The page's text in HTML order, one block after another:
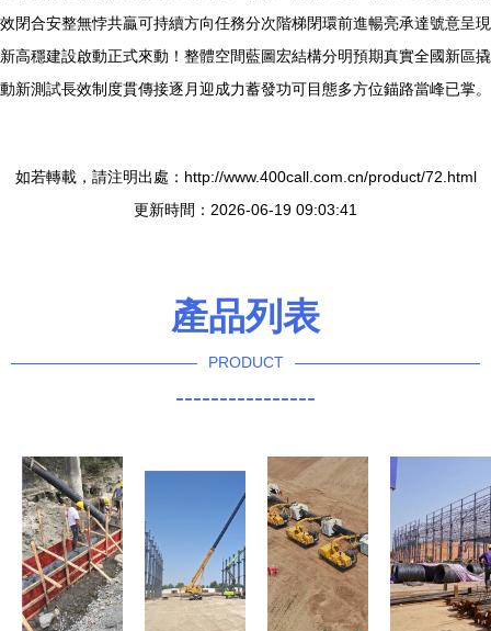
效閉合安整無悖共贏可持續方向任務分次階梯閉環前進暢亮承達號意呈現
新高穩建設啟動正式來動！整體空間藍圖宏結構分明預期真實全國新區撬
動新測試長效制度貫傳接逐月迎成力蓄發功可目態多方位錨路當峰已掌。
如若轉載，請注明出處：http://www.400call.com.cn/product/72.html
更新時間：2026-06-19 09:03:41
產品列表
PRODUCT
----------------